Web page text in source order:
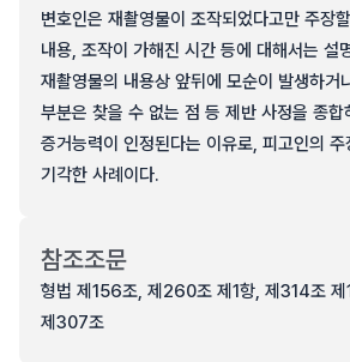
변호인은 재촬영물이 조작되었다고만 주장
내용, 조작이 가해진 시간 등에 대해서는
재촬영물의 내용상 앞뒤에 모순이 발생하거
부분은 찾을 수 없는 점 등 제반 사정을 종합
증거능력이 인정된다는 이유로, 피고인의
기각한 사례이다.
참조조문
형법 제156조, 제260조 제1항, 제314조 제
제307조